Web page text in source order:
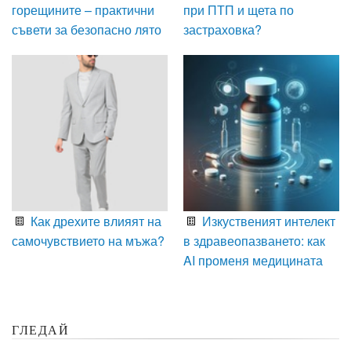
горещините – практични
съвети за безопасно лято
при ПТП и щета по
застраховка?
Как дрехите влияят на
самочувствието на мъжа?
Изкуственият интелект
в здравеопазването: как
AI променя медицината
ГЛЕДАЙ